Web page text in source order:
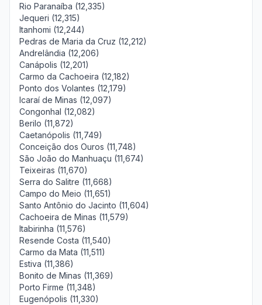
Rio Paranaíba (12,335)
Jequeri (12,315)
Itanhomi (12,244)
Pedras de Maria da Cruz (12,212)
Andrelândia (12,206)
Canápolis (12,201)
Carmo da Cachoeira (12,182)
Ponto dos Volantes (12,179)
Icaraí de Minas (12,097)
Congonhal (12,082)
Berilo (11,872)
Caetanópolis (11,749)
Conceição dos Ouros (11,748)
São João do Manhuaçu (11,674)
Teixeiras (11,670)
Serra do Salitre (11,668)
Campo do Meio (11,651)
Santo Antônio do Jacinto (11,604)
Cachoeira de Minas (11,579)
Itabirinha (11,576)
Resende Costa (11,540)
Carmo da Mata (11,511)
Estiva (11,386)
Bonito de Minas (11,369)
Porto Firme (11,348)
Eugenópolis (11,330)